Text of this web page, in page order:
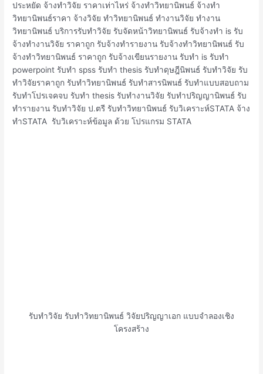
ประหยัด จ้างทําวิจัย ราคาเท่าไหร่ จ้างทําวิทยานิพนธ์ จ้างทํา
วิทยานิพนธ์ราคา จ้างวิจัย ทําวิทยานิพนธ์ ทำงานวิจัย ทำงาน
วิทยานิพนธ์ บริการรับทำวิจัย รับจัดหน้าวิทยานิพนธ์ รับจ้างทำ is รับ
จ้างทํางานวิจัย ราคาถูก รับจ้างทํารายงาน รับจ้างทําวิทยานิพนธ์ รับ
จ้างทําวิทยานิพนธ์ ราคาถูก รับจ้างเขียนรายงาน รับทำ is รับทำ
powerpoint รับทำ spss รับทำ thesis รับทำดุษฎีนิพนธ์ รับทำวิจัย รับ
ทำวิจัยราคาถูก รับทำวิทยานิพนธ์ รับทำสารนิพนธ์ รับทำแบบสอบถาม
รับทำโปรเจคจบ รับทํา thesis รับทํางานวิจัย รับทําปริญญานิพนธ์ รับ
ทํารายงาน รับทําวิจัย ป.ตรี รับทําวิทยานิพนธ์ รับวิเคราะห์STATA จ้าง
ทำSTATA รับวิเคราะห์ข้อมูล ด้วย โปรแกรม STATA
รับทำวิจัย รับทำวิทยานิพนธ์ วิจัยปริญญาเอก แบบจำลองเชิง
โครงสร้าง